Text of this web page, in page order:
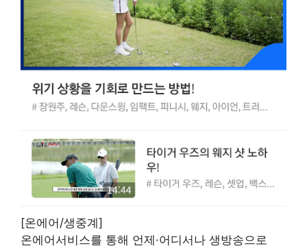
[온에어/생중계]
온에어서비스를 통해 언제·어디서나 생방송으로